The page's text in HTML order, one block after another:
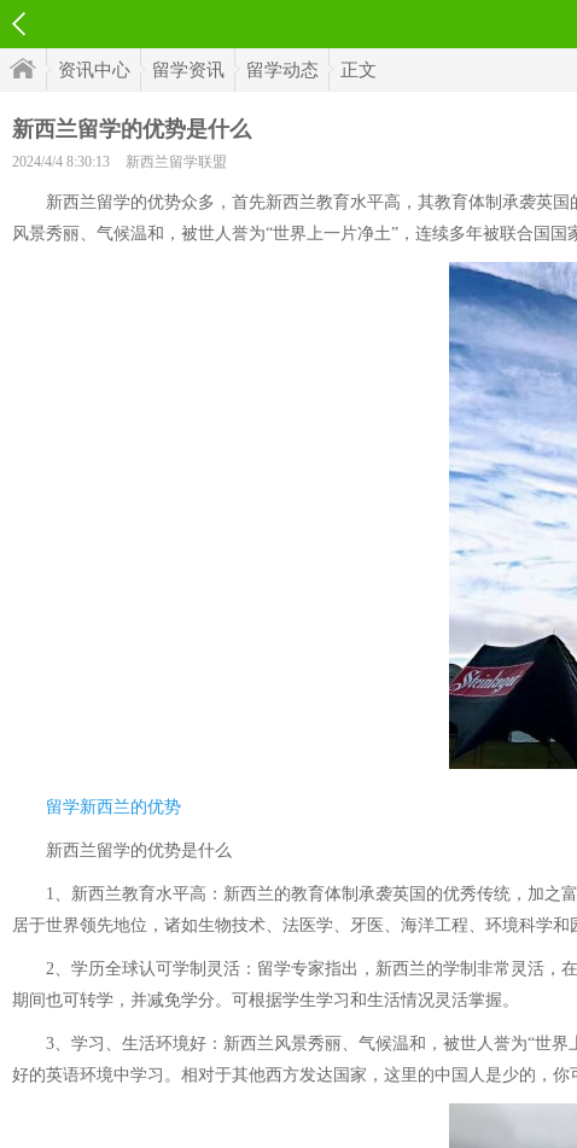
资讯中心 留学资讯 留学动态 正文
新西兰留学的优势是什么
2024/4/4 8:30:13 新西兰留学联盟
新西兰留学的优势众多，首先新西兰教育水平高，其教育体制承袭英国
风景秀丽、气候温和，被世人誉为“世界上一片净土”，连续多年被联合国
留学新西兰的优势
新西兰留学的优势是什么
1、新西兰教育水平高：新西兰的教育体制承袭英国的优秀传统，加之
居于世界领先地位，诸如生物技术、法医学、牙医、海洋工程、环境科学和
2、学历全球认可学制灵活：留学专家指出，新西兰的学制非常灵活，
期间也可转学，并减免学分。可根据学生学习和生活情况灵活掌握。
3、学习、生活环境好：新西兰风景秀丽、气候温和，被世人誉为“世界
好的英语环境中学习。相对于其他西方发达国家，这里的中国人是少的，